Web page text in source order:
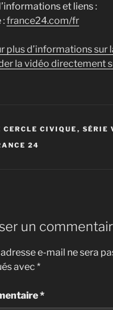
et liens :
:france24.com/fr
plus d’informations
la vidéo directement
CERCLE CIVIQUE , SÉRIE
24
un
e-mail ne sera
avec *
*